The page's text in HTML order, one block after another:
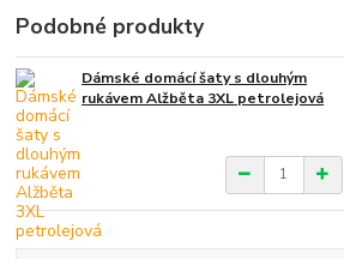
Podobné produkty
Dámské domácí šaty s dlouhým
rukávem Alžběta 3XL petrolejová